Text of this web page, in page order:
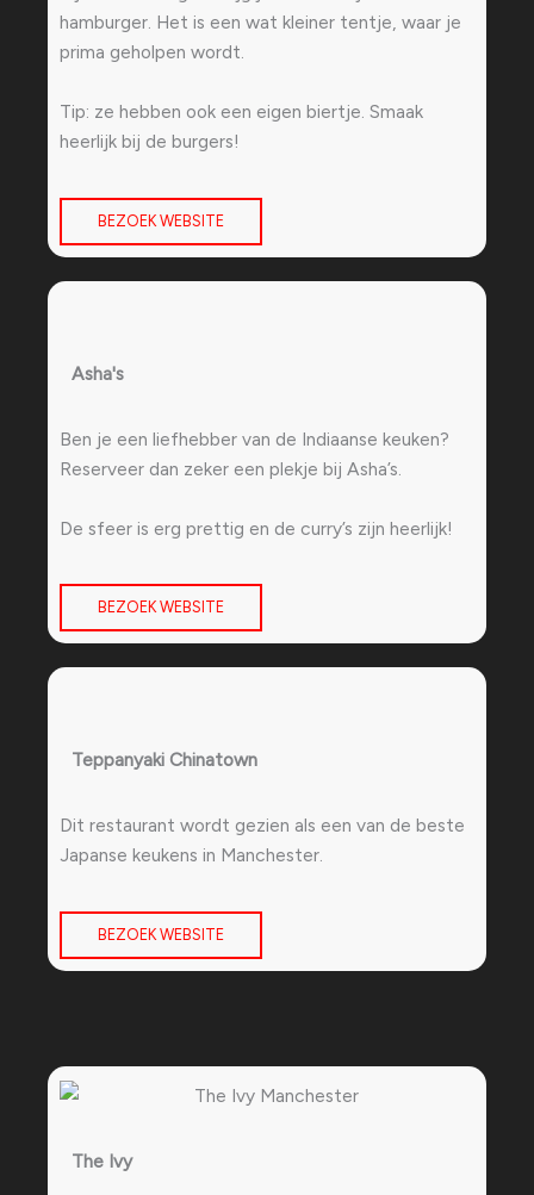
hamburger. Het is een wat kleiner tentje, waar je
prima geholpen wordt.
Tip: ze hebben ook een eigen biertje. Smaak
heerlijk bij de burgers!
BEZOEK WEBSITE
Asha's
Ben je een liefhebber van de Indiaanse keuken?
Reserveer dan zeker een plekje bij Asha’s.
De sfeer is erg prettig en de curry’s zijn heerlijk!
BEZOEK WEBSITE
Teppanyaki Chinatown
Dit restaurant wordt gezien als een van de beste
Japanse keukens in Manchester.
BEZOEK WEBSITE
The Ivy